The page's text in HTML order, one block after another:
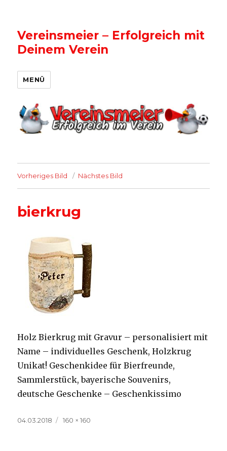
Vereinsmeier – Erfolgreich mit
Deinem Verein
MENÜ
Vorheriges Bild Nächstes Bild
bierkrug
Holz Bierkrug mit Gravur – personalisiert mit
Name – individuelles Geschenk, Holzkrug
Unikat! Geschenkidee für Bierfreunde,
Sammlerstück, bayerische Souvenirs,
deutsche Geschenke – Geschenkissimo
Veröffentlicht
04.03.2018
Volle
160 × 160